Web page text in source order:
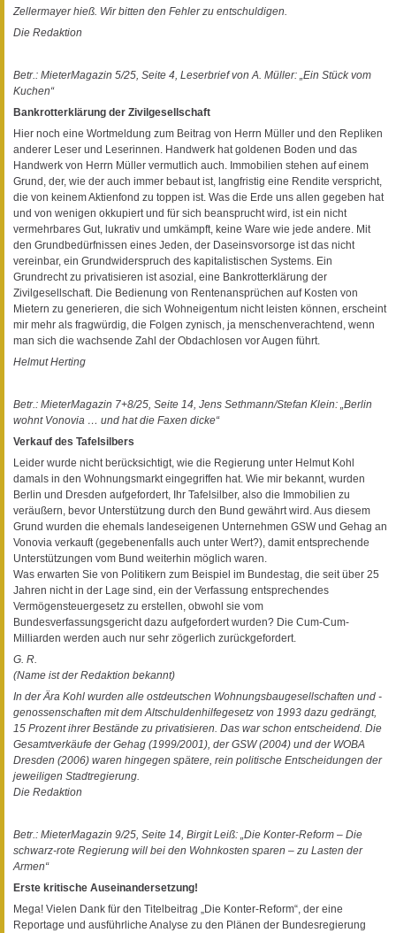
Zellermayer hieß. Wir bitten den Fehler zu entschuldigen.
Die Redaktion
Betr.: MieterMagazin 5/25, Seite 4, Leserbrief von A. Müller: „Ein Stück vom
Kuchen“
Bankrotterklärung der Zivilgesellschaft
Hier noch eine Wortmeldung zum Beitrag von Herrn Müller und den Repliken
anderer Leser und Leserinnen. Handwerk hat goldenen Boden und das
Handwerk von Herrn Müller vermutlich auch. Immobilien stehen auf einem
Grund, der, wie der auch immer bebaut ist, langfristig eine Rendite verspricht,
die von keinem Aktienfond zu toppen ist. Was die Erde uns allen gegeben hat
und von wenigen okkupiert und für sich beansprucht wird, ist ein nicht
vermehrbares Gut, lukrativ und umkämpft, keine Ware wie jede andere. Mit
den Grundbedürfnissen eines Jeden, der Daseinsvorsorge ist das nicht
vereinbar, ein Grundwiderspruch des kapitalistischen Systems. Ein
Grundrecht zu privatisieren ist asozial, eine Bankrotterklärung der
Zivilgesellschaft. Die Bedienung von Rentenansprüchen auf Kosten von
Mietern zu generieren, die sich Wohneigentum nicht leisten können, erscheint
mir mehr als fragwürdig, die Folgen zynisch, ja menschenverachtend, wenn
man sich die wachsende Zahl der Obdachlosen vor Augen führt.
Helmut Herting
Betr.: MieterMagazin 7+8/25, Seite 14, Jens Sethmann/Stefan Klein: „Berlin
wohnt Vonovia … und hat die Faxen dicke“
Verkauf des Tafelsilbers
Leider wurde nicht berücksichtigt, wie die Regierung unter Helmut Kohl
damals in den Wohnungsmarkt eingegriffen hat. Wie mir bekannt, wurden
Berlin und Dresden aufgefordert, Ihr Tafelsilber, also die Immobilien zu
veräußern, bevor Unterstützung durch den Bund gewährt wird. Aus diesem
Grund wurden die ehemals landeseigenen Unternehmen GSW und Gehag an
Vonovia verkauft (gegebenenfalls auch unter Wert?), damit entsprechende
Unterstützungen vom Bund weiterhin möglich waren.
Was erwarten Sie von Politikern zum Beispiel im Bundestag, die seit über 25
Jahren nicht in der Lage sind, ein der Verfassung entsprechendes
Vermögensteuergesetz zu erstellen, obwohl sie vom
Bundesverfassungsgericht dazu aufgefordert wurden? Die Cum-Cum-
Milliarden werden auch nur sehr zögerlich zurückgefordert.
G. R.
(Name ist der Redaktion bekannt)
In der Ära Kohl wurden alle ostdeutschen Wohnungsbaugesellschaften und -
genossenschaften mit dem Altschuldenhilfegesetz von 1993 dazu gedrängt,
15 Prozent ihrer Bestände zu privatisieren. Das war schon entscheidend. Die
Gesamtverkäufe der Gehag (1999/2001), der GSW (2004) und der WOBA
Dresden (2006) waren hingegen spätere, rein politische Entscheidungen der
jeweiligen Stadtregierung.
Die Redaktion
Betr.: MieterMagazin 9/25, Seite 14, Birgit Leiß: „Die Konter-Reform – Die
schwarz-rote Regierung will bei den Wohnkosten sparen – zu Lasten der
Armen“
Erste kritische Auseinandersetzung!
Mega! Vielen Dank für den Titelbeitrag „Die Konter-Reform“, der eine
Reportage und ausführliche Analyse zu den Plänen der Bundesregierung